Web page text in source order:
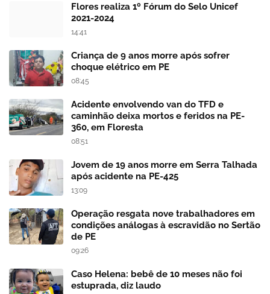
Flores realiza 1º Fórum do Selo Unicef
2021-2024
14:41
Criança de 9 anos morre após sofrer
choque elétrico em PE
08:45
Acidente envolvendo van do TFD e
caminhão deixa mortos e feridos na PE-
360, em Floresta
08:51
Jovem de 19 anos morre em Serra Talhada
após acidente na PE-425
13:09
Operação resgata nove trabalhadores em
condições análogas à escravidão no Sertão
de PE
09:26
Caso Helena: bebê de 10 meses não foi
estuprada, diz laudo